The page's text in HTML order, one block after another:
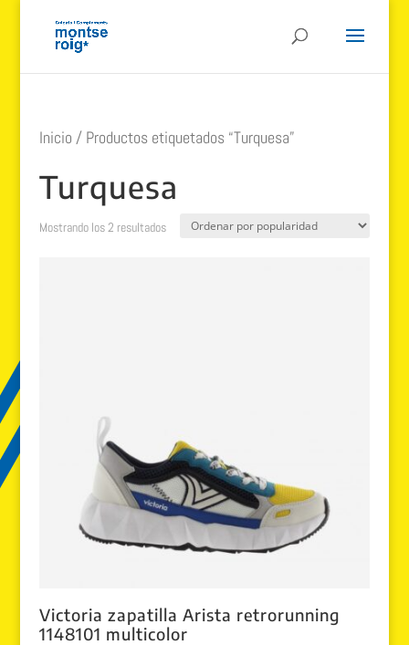
Inicio / Productos etiquetados “Turquesa”
Turquesa
Mostrando los 2 resultadosOrdenado
Victoria zapatilla Arista retrorunning
1148101 multicolor